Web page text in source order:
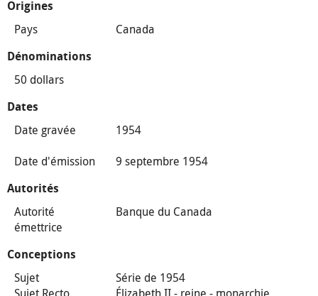
Origines
Pays Canada
Dénominations
50 dollars
Dates
Date gravée
1954
Date d'émission
9 septembre 1954
Autorités
Autorité
émettrice
Banque du Canada
Conceptions
Sujet
Série de 1954